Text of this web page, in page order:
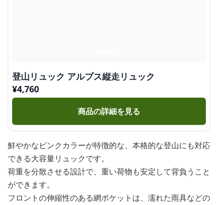
登山リュック アルプス縦走リュック
¥4,760
商品の詳細を見る
鮮やかなピンクカラーが特徴的な、本格的な登山にも対応
できる大容量リュックです。
荷重を分散させる設計で、重い荷物も安定して背負うこと
ができます。
フロントの伸縮性のある網ポケットは、濡れた雨具などの